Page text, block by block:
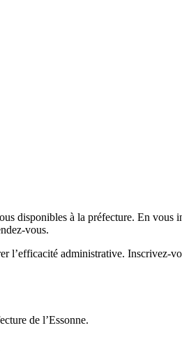
disponibles à la préfecture. En vous
vous.
l’efficacité administrative. Inscrivez-
de l’Essonne.